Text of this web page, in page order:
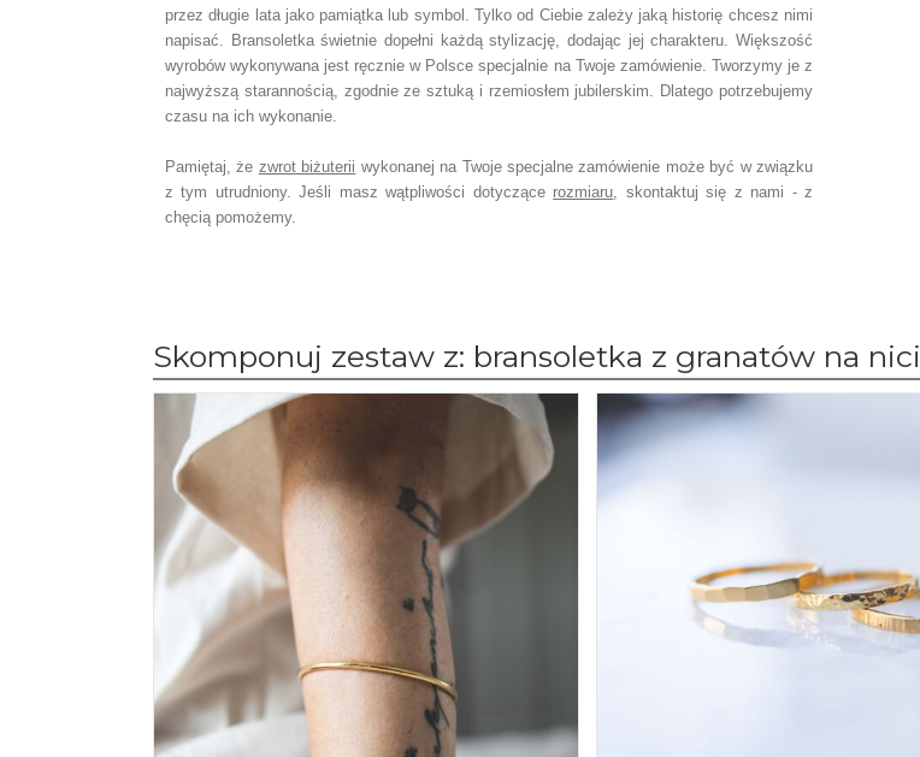
przez długie lata jako pamiątka lub symbol. Tylko od Ciebie zależy jaką historię chcesz nimi
napisać. Bransoletka świetnie dopełni każdą stylizację, dodając jej charakteru.Większość
wyrobów wykonywana jest ręcznie w Polsce specjalnie na Twoje zamówienie. Tworzymy je z
najwyższą starannością, zgodnie ze sztuką i rzemiosłem jubilerskim. Dlatego potrzebujemy
czasu na ich wykonanie.
Pamiętaj, że zwrot biżuterii wykonanej na Twoje specjalne zamówienie może być w związku
z tym utrudniony. Jeśli masz wątpliwości dotyczące rozmiaru, skontaktuj się z nami - z
chęcią pomożemy.
Skomponuj zestaw z: bransoletka z granatów na nici